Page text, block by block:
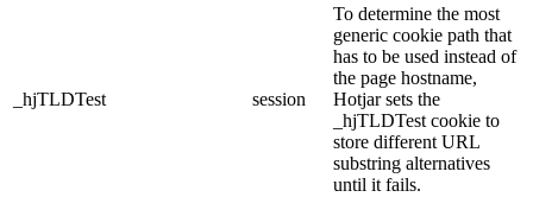
_hjTLDTest session
To determine the most
generic cookie path that
has to be used instead of
the page hostname,
Hotjar sets the
_hjTLDTest cookie to
store different URL
substring alternatives
until it fails.